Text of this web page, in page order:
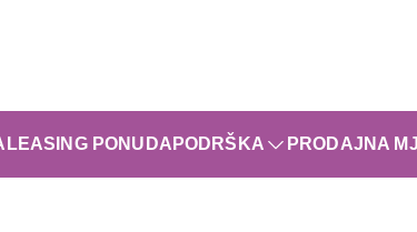
LEASING PONUDA PODRŠKA PRODAJNA